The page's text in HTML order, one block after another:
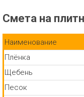
Смета на
Наименование
Плёнка
Щебень
Песок